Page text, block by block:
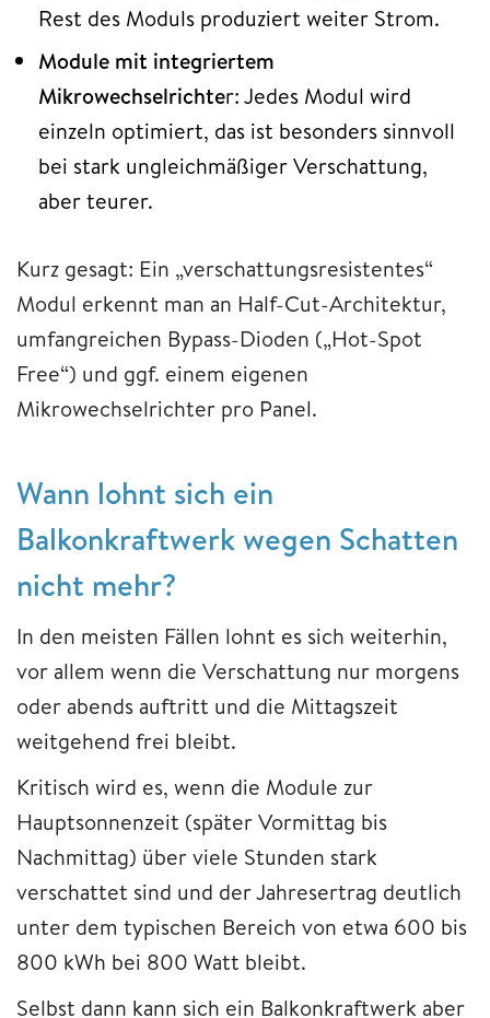
Rest des Moduls produziert weiter Strom.
Module mit integriertem
Mikrowechselrichter: Jedes Modul wird
einzeln optimiert, das ist besonders sinnvoll
bei stark ungleichmäßiger Verschattung,
aber teurer.​
Kurz gesagt: Ein „verschattungsresistentes“
Modul erkennt man an Half-Cut-Architektur,
umfangreichen Bypass-Dioden („Hot-Spot
Free“) und ggf. einem eigenen
Mikrowechselrichter pro Panel.
Wann lohnt sich ein
Balkonkraftwerk wegen Schatten
nicht mehr?
In den meisten Fällen lohnt es sich weiterhin,
vor allem wenn die Verschattung nur morgens
oder abends auftritt und die Mittagszeit
weitgehend frei bleibt.
Kritisch wird es, wenn die Module zur
Hauptsonnenzeit (später Vormittag bis
Nachmittag) über viele Stunden stark
verschattet sind und der Jahresertrag deutlich
unter dem typischen Bereich von etwa 600 bis
800 kWh bei 800 Watt bleibt.
Selbst dann kann sich ein Balkonkraftwerk aber